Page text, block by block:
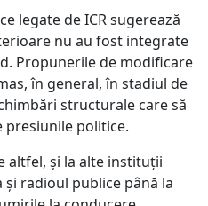
legate de ICR sugerează
nu au fost integrate
Propunerile de modificare
în general, în stadiul de
structurale care să
presiunile politice.
altfel, și la alte instituții
radioul publice până la